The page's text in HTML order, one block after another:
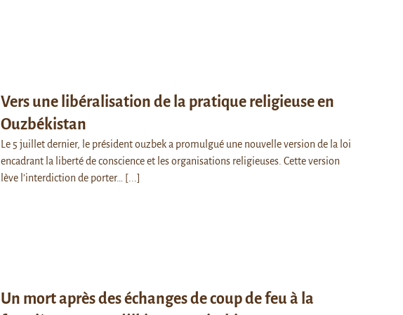
Vers une libéralisation de la pratique religieuse en
Ouzbékistan
Le 5 juillet dernier, le président ouzbek a promulgué une nouvelle version de la loi
encadrant la liberté de conscience et les organisations religieuses. Cette version
lève l’interdiction de porter…
[...]
Un mort après des échanges de coup de feu à la